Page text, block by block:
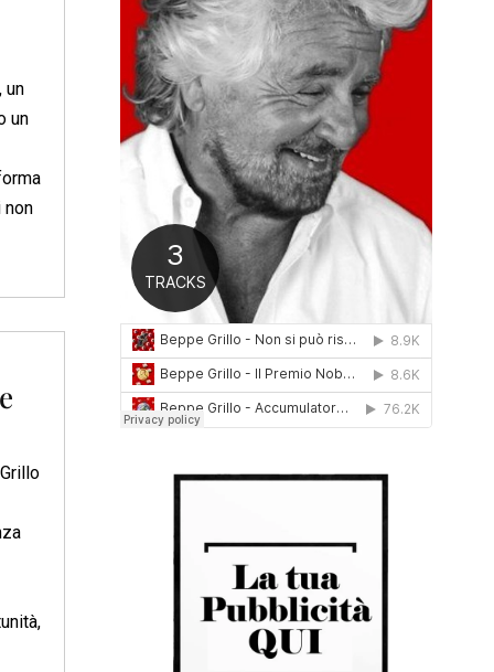
0
1
2
1
un
un
non